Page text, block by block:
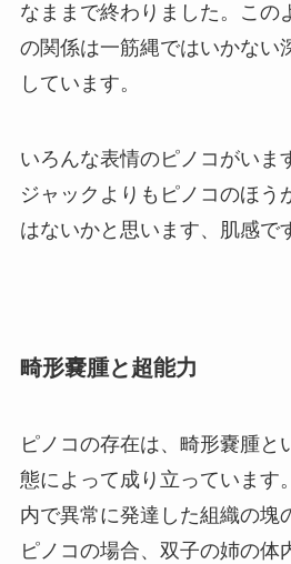
なままで終わりました。この
の関係は一筋縄ではいかない
しています。
いろんな表情のピノコがいま
ジャックよりもピノコのほう
はないかと思います、肌感で
畸形嚢腫と超能力
ピノコの存在は、畸形嚢腫と
態によって成り立っています
内で異常に発達した組織の塊
ピノコの場合、双子の姉の体